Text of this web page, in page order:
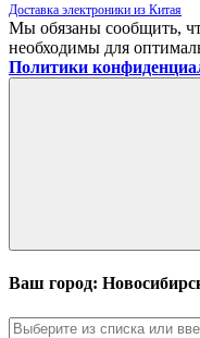
Доставка электроники из Китая
Мы обязаны сообщить,
необходимы для
Политики
Ваш город: